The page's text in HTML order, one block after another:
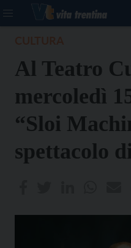
Al Teatro
mercoledì
“Sloi
spettacolo